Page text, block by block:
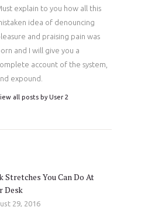
explain to you how all this
idea of denouncing
and praising pain was
and I will give you a
account of the system,
expound.
all posts byUser 2
Stretches You Can Do At
Desk
29, 2016